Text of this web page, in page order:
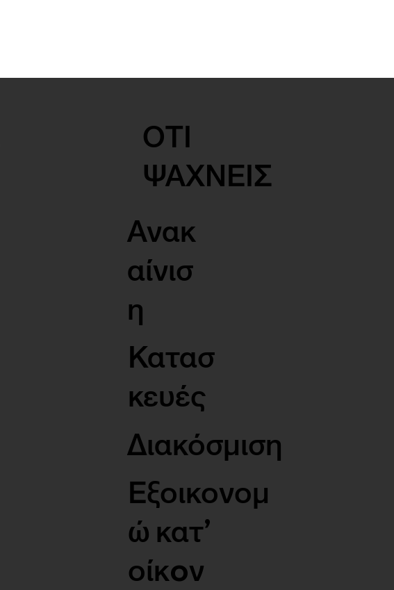
ΟΤΙ
ΨΑΧΝΕΙΣ
Ανακ
αίνισ
η
Κατασ
κευές
Διακόσμιση
Εξοικονομ
ώ κατ’
οίκoν